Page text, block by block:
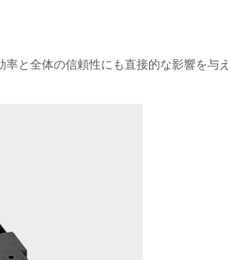
と全体の信頼性にも直接的な影響を与